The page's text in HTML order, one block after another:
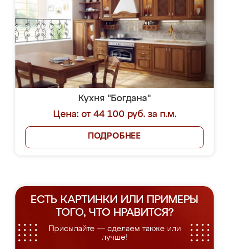
Кухня "Богдана"
Цена: от 44 100 руб. за п.м.
ПОДРОБНЕЕ
ЕСТЬ КАРТИНКИ ИЛИ ПРИМЕРЫ
ТОГО, ЧТО НРАВИТСЯ?
Присылайте — сделаем также или
лучше!